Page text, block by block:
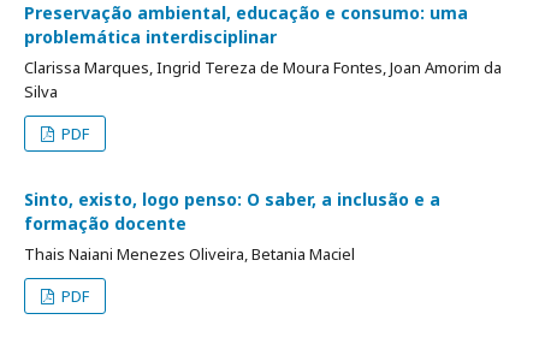
Preservação ambiental, educação e consumo: uma
problemática interdisciplinar
Clarissa Marques, Ingrid Tereza de Moura Fontes, Joan Amorim da
Silva
PDF
Sinto, existo, logo penso: O saber, a inclusão e a
formação docente
Thais Naiani Menezes Oliveira, Betania Maciel
PDF